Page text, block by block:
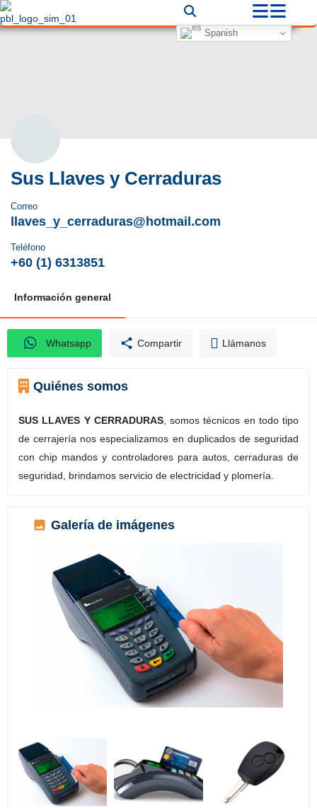
Sus Llaves y Cerraduras
Correo
llaves_y_cerraduras@hotmail.com
Teléfono
+60 (1) 6313851
Información general
Whatsapp Compartir Llámanos
Quiénes somos
SUS LLAVES Y CERRADURAS, somos técnicos en todo tipo
de cerrajería nos especializamos en duplicados de seguridad
con chip mandos y controladores para autos, cerraduras de
seguridad, brindamos servicio de electricidad y plomería.
Galería de imágenes
Spanish